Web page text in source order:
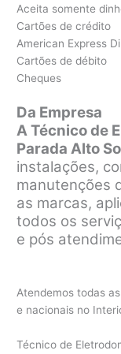
Aceita somente
Cartões de crédito
American Express
Cartões de débito
Cheques
Da Empresa
A Técnico de
Parada Alto
instalações,
manutenções
as marcas,
todos os
e pós
Atendemos todas
e nacionais no
Técnico de